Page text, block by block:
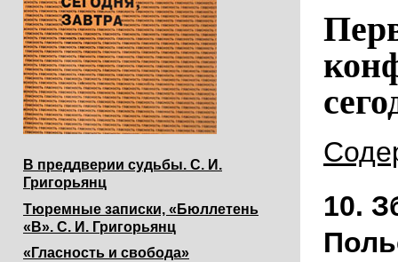
В преддверии судьбы. С. И.
Григорьянц
Тюремные записки, «Бюллетень
«В». С. И. Григорьянц
«Гласность и свобода»
10.